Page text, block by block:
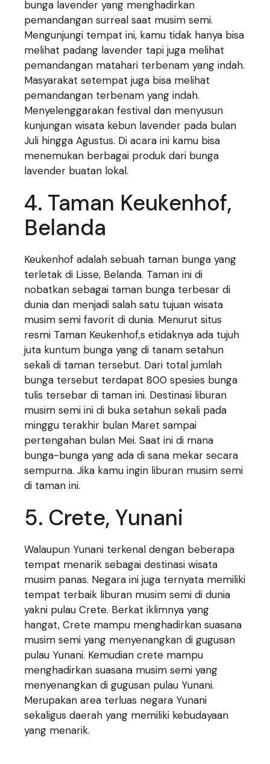
bunga lavender yang menghadirkan
pemandangan surreal saat musim semi.
Mengunjungi tempat ini, kamu tidak hanya bisa
melihat padang lavender tapi juga melihat
pemandangan matahari terbenam yang indah.
Masyarakat setempat juga bisa melihat
pemandangan terbenam yang indah.
Menyelenggarakan festival dan menyusun
kunjungan wisata kebun lavender pada bulan
Juli hingga Agustus. Di acara ini kamu bisa
menemukan berbagai produk dari bunga
lavender buatan lokal.
4. Taman Keukenhof,
Belanda
Keukenhof adalah sebuah taman bunga yang
terletak di Lisse, Belanda. Taman ini di
nobatkan sebagai taman bunga terbesar di
dunia dan menjadi salah satu tujuan wisata
musim semi favorit di dunia. Menurut situs
resmi Taman Keukenhof,s etidaknya ada tujuh
juta kuntum bunga yang di tanam setahun
sekali di taman tersebut. Dari total jumlah
bunga tersebut terdapat 800 spesies bunga
tulis tersebar di taman ini. Destinasi liburan
musim semi ini di buka setahun sekali pada
minggu terakhir bulan Maret sampai
pertengahan bulan Mei. Saat ini di mana
bunga-bunga yang ada di sana mekar secara
sempurna. Jika kamu ingin liburan musim semi
di taman ini.
5. Crete, Yunani
Walaupun Yunani terkenal dengan beberapa
tempat menarik sebagai destinasi wisata
musim panas. Negara ini juga ternyata memiliki
tempat terbaik liburan musim semi di dunia
yakni pulau Crete. Berkat iklimnya yang
hangat, Crete mampu menghadirkan suasana
musim semi yang menyenangkan di gugusan
pulau Yunani. Kemudian crete mampu
menghadirkan suasana musim semi yang
menyenangkan di gugusan pulau Yunani.
Merupakan area terluas negara Yunani
sekaligus daerah yang memiliki kebudayaan
yang menarik.